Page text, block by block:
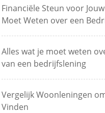
Financiële Steun voor
Moet Weten over een
Alles wat je moet weten
van een bedrijfslening
Vergelijk Woonleningen
Vinden